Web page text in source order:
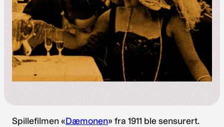
Spillefilmen «Dæmonen» fra 1911 ble sensurert.